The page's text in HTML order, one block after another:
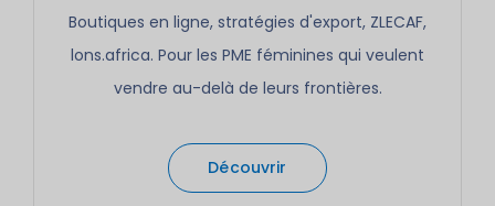
Boutiques en ligne, stratégies d'export, ZLECAF,
lons.africa. Pour les PME féminines qui veulent
vendre au-delà de leurs frontières.
Découvrir